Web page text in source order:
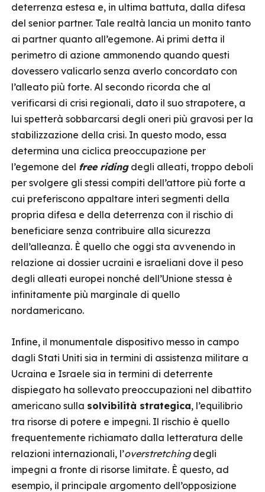
deterrenza estesa e, in ultima battuta, dalla difesa
del senior partner. Tale realtà lancia un monito tanto
ai partner quanto all’egemone. Ai primi detta il
perimetro di azione ammonendo quando questi
dovessero valicarlo senza averlo concordato con
l’alleato più forte. Al secondo ricorda che al
verificarsi di crisi regionali, dato il suo strapotere, a
lui spetterà sobbarcarsi degli oneri più gravosi per la
stabilizzazione della crisi. In questo modo, essa
determina una ciclica preoccupazione per
l’egemone del free ridingdegli alleati, troppo deboli
per svolgere gli stessi compiti dell’attore più forte a
cui preferiscono appaltare interi segmenti della
propria difesa e della deterrenza con il rischio di
beneficiare senza contribuire alla sicurezza
dell’alleanza. È quello che oggi sta avvenendo in
relazione ai dossier ucraini e israeliani dove il peso
degli alleati europei nonché dell’Unione stessa è
infinitamente più marginale di quello
nordamericano.
Infine, il monumentale dispositivo messo in campo
dagli Stati Uniti sia in termini di assistenza militare a
Ucraina e Israele sia in termini di deterrente
dispiegato ha sollevato preoccupazioni nel dibattito
americano sulla solvibilità strategica, l’equilibrio
tra risorse di potere e impegni. Il rischio è quello
frequentemente richiamato dalla letteratura delle
relazioni internazionali, l’overstretchingdegli
impegni a fronte di risorse limitate. È questo, ad
esempio, il principale argomento dell’opposizione